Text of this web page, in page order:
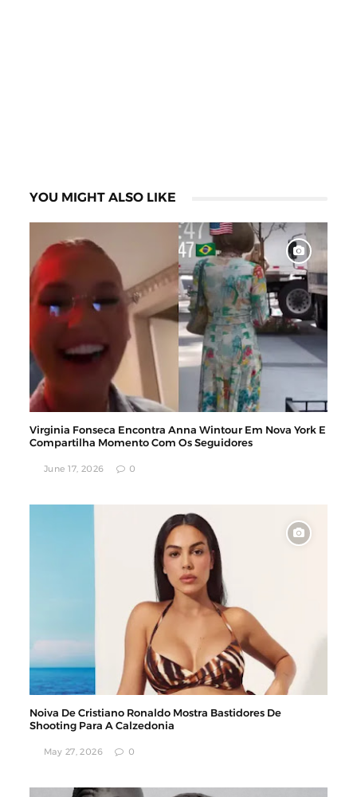
YOU MIGHT ALSO LIKE
Virginia Fonseca Encontra Anna Wintour Em Nova York E
Compartilha Momento Com Os Seguidores
June 17, 2026 0
Noiva De Cristiano Ronaldo Mostra Bastidores De
Shooting Para A Calzedonia
May 27, 2026 0